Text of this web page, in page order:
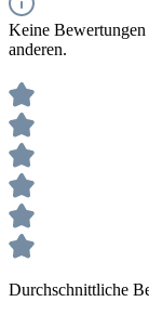
Keine
anderen.
Durchschnittliche